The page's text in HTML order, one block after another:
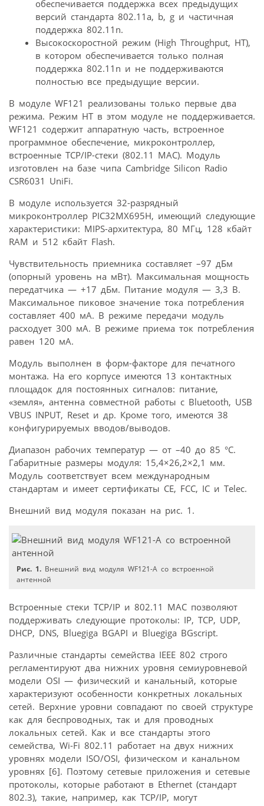
обеспечивается поддержка всех предыдущих
версий стандарта 802.11a, b, g и частичная
поддержка 802.11n.
Высокоскоростной режим (High Throughput, HT),
в котором обеспечивается только полная
поддержка 802.11n и не поддерживаются
полностью все предыдущие версии.
В модуле WF121 реализованы только первые два
режима. Режим HT в этом модуле не поддерживается.
WF121 содержит аппаратную часть, встроенное
программное обеспечение, микроконтроллер,
встроенные TCP/IP-стеки (802.11 MAC). Модуль
изготовлен на базе чипа Cambridge Silicon Radio
CSR6031 UniFi.
В модуле используется 32-разрядный
микроконтроллер PIC32MX695H, имеющий следующие
характеристики: MIPS-архитектура, 80 МГц, 128 кбайт
RAM и 512 кбайт Flash.
Чувствительность приемника составляет –97 дБм
(опорный уровень на мВт). Максимальная мощность
передатчика — +17 дБм. Питание модуля — 3,3 В.
Максимальное пиковое значение тока потребления
составляет 400 мА. В режиме передачи модуль
расходует 300 мА. В режиме приема ток потребления
равен 120 мА.
Модуль выполнен в форм-факторе для печатного
монтажа. На его корпусе имеются 13 контактных
площадок для постоянных сигналов: питание,
«земля», антенна совместной работы с Bluetooth, USB
VBUS INPUT, Reset и др. Кроме того, имеются 38
конфигурируемых вводов/выводов.
Диапазон рабочих температур — от –40 до 85 °С.
Габаритные размеры модуля: 15,4×26,2×2,1 мм.
Модуль соответствует всем международным
стандартам и имеет сертификаты CE, FCC, IC и Telec.
Внешний вид модуля показан на рис. 1.
Рис. 1. Внешний вид модуля WF121-А со встроенной
антенной
Встроенные стеки TCP/IP и 802.11 MAC позволяют
поддерживать следующие протоколы: IP, TCP, UDP,
DHCP, DNS, Bluegiga BGAPI и Bluegiga BGscript.
Различные стандарты семейства IEEE 802 строго
регламентируют два нижних уровня семиуровневой
модели OSI — физический и канальный, которые
характеризуют особенности конкретных локальных
сетей. Верхние уровни совпадают по своей структуре
как для беспроводных, так и для проводных
локальных сетей. Как и все стандарты этого
семейства, Wi-Fi 802.11 работает на двух нижних
уровнях модели ISO/OSI, физическом и канальном
уровнях [6]. Поэтому сетевые приложения и сетевые
протоколы, которые работают в Ethernet (стандарт
802.3), такие, например, как TCP/IP, могут